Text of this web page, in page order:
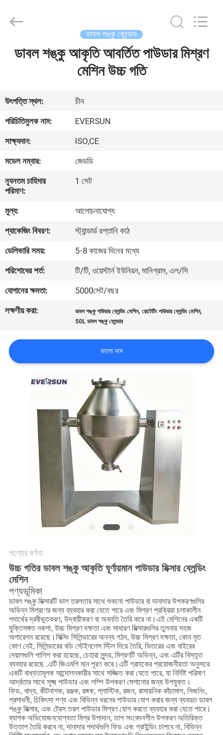
বাড়ি
VR
প্রদর্শন
আমাদের
সম্পর্কে
কারখানা
ভ্রমণ
মান
নিয়ন্ত্রণ
যোগাযোগ
উদ্ধৃতির
সাইটম্যাপ
গোপনীয়তা
ডাবল শঙ্কু ব্লেন্ডার
ডাবল শঙ্কু আকৃতি আবর্তিত পাউডার মিশ্রণ
মেশিন উচ্চ গতি
উৎপত্তি স্থল:
চীন
পরিচিতিমুলক নাম:
EVERSUN
সাক্ষ্যদান:
ISO,CE
মডেল নম্বার:
জেডডি
ন্যূনতম চাহিদার
পরিমাণ:
1 সেট
মূল্য:
আলোচনাযোগ্য
প্যাকেজিং বিবরণ:
স্ট্যান্ডার্ড রপ্তানি কাঠ
ডেলিভারি সময়:
5-8 কাজের দিনের মধ্যে
পরিশোধের শর্ত:
টি/টি, ওয়েস্টার্ন ইউনিয়ন, মানিগ্রাম, এল/সি
যোগানের ক্ষমতা:
5000সেট/বছর
লক্ষণীয় করা:
ডাবল শঙ্কু পাউডার ব্লেন্ডিং মেশিন,রোটেটিং পাউডার ব্লেন্ডিং মেশিন,
50L ডাবল শঙ্কু ব্লেন্ডার
ভালো দাম
পণ্যের বর্ণনা
উচ্চ গতির ডাবল শঙ্কু আকৃতি ঘূর্ণায়মান পাউডার মিক্সার ব্লেন্ডিং
মেশিন
পণ্যভূমিকা
ডাবল শঙ্কু মিক্সারটি ভাল তরলতার সাথে শুকনো পাউডার বা দানাদার উপকরণগুলির
অভিন্ন মিশ্রণের জন্য ব্যবহার করা যেতে পারে এবং মিশ্রণ প্রক্রিয়া চলাকালীন
পদার্থের দ্রবীভূতকরণ, উদ্বায়ীকরণ বা অবনতি তৈরি করে না।এই মেশিনের একটি
যুক্তিসঙ্গত নকশা, উচ্চ মিশ্রণ দক্ষতা এবং সাধারণ মিক্সারগুলির তুলনায় সহজ
অপারেশন রয়েছে।মিক্সিং সিলিন্ডারের অনন্য গঠন, উচ্চ মিশ্রণ দক্ষতা, কোন মৃত
কোণ নেই, সিলিন্ডারের বডি স্টেইনলেস স্টিল দিয়ে তৈরি, ভিতরের এবং বাইরের
দেয়ালগুলি পালিশ করা হয়েছে, চেহারা সুন্দর, মিশ্রণটি অভিন্ন, এবং এটির বিস্তৃত
ব্যবহার রয়েছে .এটি জিএমপি মান পূরণ করে।এটি গ্রাহকের প্রয়োজনীয়তা অনুসারে
একটি বাধ্যতামূলক আন্দোলনকারীর সাথে সজ্জিত করা যেতে পারে, যা নির্দিষ্ট পরিমাণ
আর্দ্রতার সাথে সূক্ষ্ম পাউডার এবং লম্পি উপকরণ মেশানোর জন্য উপযুক্ত।
ফিড, খাদ্য, কীটনাশক, রঞ্জক, রঙ্গক, প্লাস্টিক, রজন, রাসায়নিক কাঁচামাল, সিজনিং,
প্রসাধনী, চিকিৎসা পণ্য এবং বিভিন্ন ধরনের পাউডার যোগ করার জন্য ব্যবহৃত ডাবল
শঙ্কু মিক্সার, এবং ট্রেস তরল পাউডার মিশ্রণ যোগ করতে ব্যবহার করা যেতে পারে।
ব্যাপক অভিযোজনযোগ্যতা মিশ্র উপাদান, তাপ সংবেদনশীল উপকরণ অতিরিক্ত
উত্তাপ তৈরি করবে না, দানাদার পদার্থগুলি ফিড এবং গ্রাইন্ডিং চাপবে না, বিভিন্ন